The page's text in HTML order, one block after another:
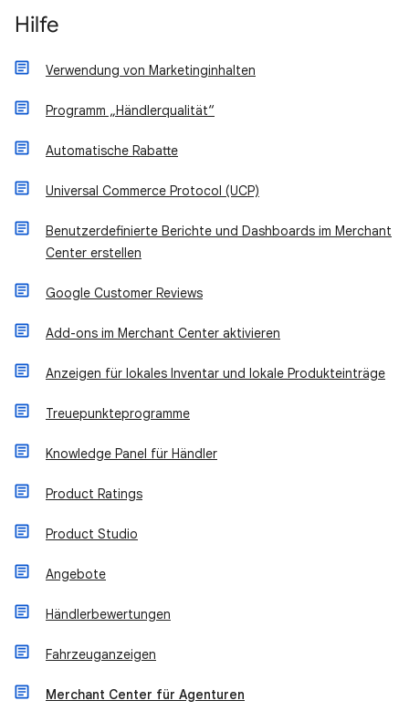
Hilfe
Verwendung von Marketinginhalten
Programm „Händlerqualität“
Automatische Rabatte
Universal Commerce Protocol (UCP)
Benutzerdefinierte Berichte und Dashboards im Merchant
Center erstellen
Google Customer Reviews
Add-ons im Merchant Center aktivieren
Anzeigen für lokales Inventar und lokale Produkteinträge
Treuepunkteprogramme
Knowledge Panel für Händler
Product Ratings
Product Studio
Angebote
Händlerbewertungen
Fahrzeuganzeigen
Merchant Center für Agenturen